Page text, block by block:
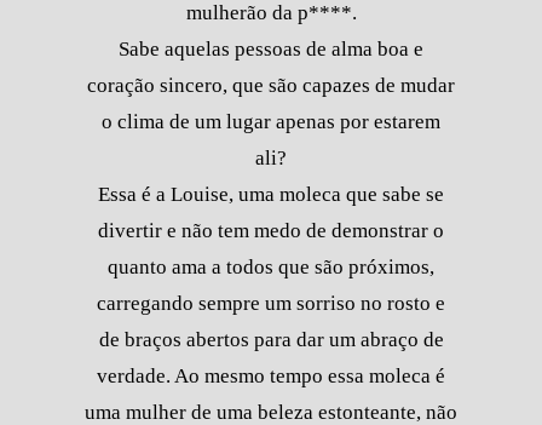
mulherão da p****.
Sabe aquelas pessoas de alma boa e
coração sincero, que são capazes de mudar
o clima de um lugar apenas por estarem
ali?
Essa é a Louise, uma moleca que sabe se
divertir e não tem medo de demonstrar o
quanto ama a todos que são próximos,
carregando sempre um sorriso no rosto e
de braços abertos para dar um abraço de
verdade. Ao mesmo tempo essa moleca é
uma mulher de uma beleza estonteante, não